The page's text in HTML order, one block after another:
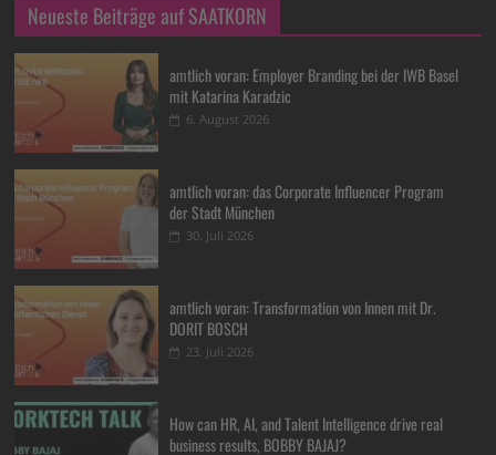
Neueste Beiträge auf SAATKORN
amtlich voran: Employer Branding bei der IWB Basel
mit Katarina Karadzic
6. August 2026
amtlich voran: das Corporate Influencer Program
der Stadt München
30. Juli 2026
amtlich voran: Transformation von Innen mit Dr.
DORIT BOSCH
23. Juli 2026
How can HR, AI, and Talent Intelligence drive real
business results, BOBBY BAJAJ?